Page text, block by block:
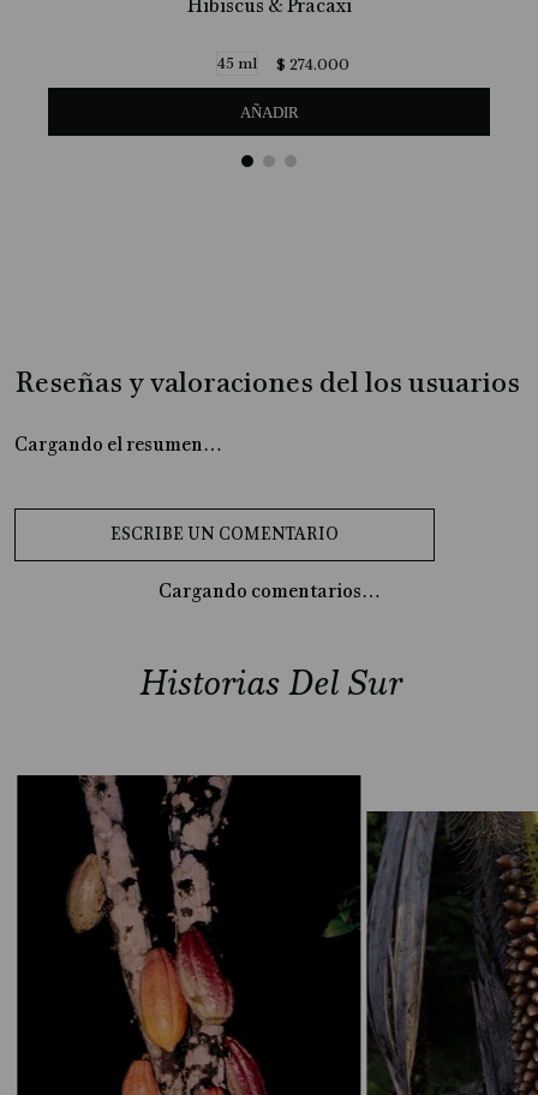
Hibiscus & Pracaxi
45 ml $ 274.000
AÑADIR
Reseñas y valoraciones del los usuarios
Cargando el resumen…
Cargando comentarios…
Historias Del Sur